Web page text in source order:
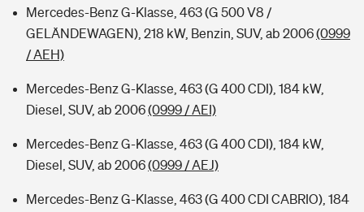
Mercedes-Benz G-Klasse, 463 (G 500 V8 /
GELÄNDEWAGEN), 218 kW, Benzin, SUV, ab 2006(0999
/ AEH)
Mercedes-Benz G-Klasse, 463 (G 400 CDI), 184 kW,
Diesel, SUV, ab 2006(0999 / AEI)
Mercedes-Benz G-Klasse, 463 (G 400 CDI), 184 kW,
Diesel, SUV, ab 2006(0999 / AEJ)
Mercedes-Benz G-Klasse, 463 (G 400 CDI CABRIO), 184